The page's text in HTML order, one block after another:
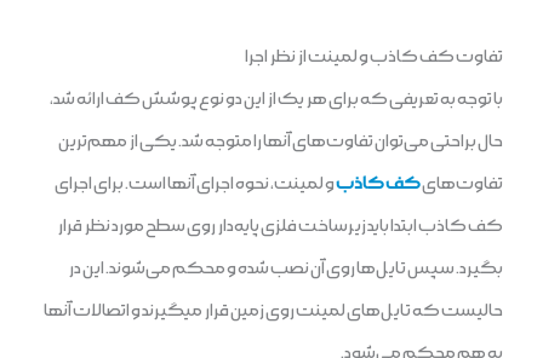
تفاوت کف کاذب و لمینت از نظر اجرا
با توجه به تعریفی که برای هر یک از این دو نوع پوشش کف ارائه شد،
حال براحتی می‌توان تفاوت‌های آنها را متوجه شد. یکی از مهم‌ترین
تفاوت‌هایکف کاذبو لمینت، نحوه اجرای آنها است. برای اجرای
کف کاذب ابتدا باید زیرساخت فلزی پایه‌دار روی سطح مورد نظر قرار
بگیرد. سپس تایل‌ها روی آن نصب شده و محکم می‌شوند. این در
حالیست که تایل‌های لمینت روی زمین قرار میگیرند و اتصالات آنها